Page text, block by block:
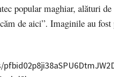
popular maghiar, alături de
de aici”. Imaginile au fost